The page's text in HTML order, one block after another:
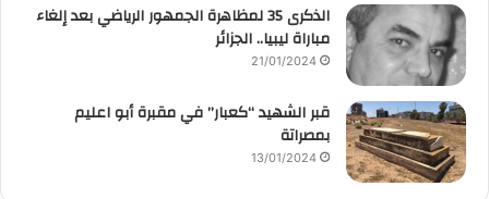
الذكرى 35 لمظاهرة الجمهور الرياضي بعد إلغاء
مباراة ليبيا.. الجزائر
21/01/2024
قبر الشهيد “كعبار” في مقبرة أبو اعليم
بمصراتة
13/01/2024